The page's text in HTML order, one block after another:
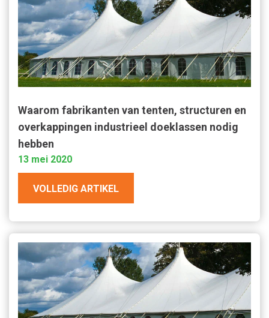
Waarom fabrikanten van tenten, structuren en
overkappingen industrieel doeklassen nodig
hebben
13 mei 2020
VOLLEDIG ARTIKEL